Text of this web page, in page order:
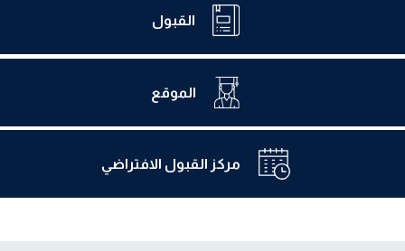
القبول
الموقع
مركز القبول الافتراضي